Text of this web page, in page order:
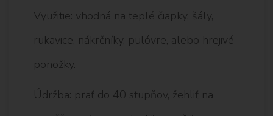
Využitie: vhodná na teplé čiapky, šály,
rukavice, nákrčníky, pulóvre, alebo hrejivé
ponožky.
Údržba: prať do 40 stupňov, žehliť na